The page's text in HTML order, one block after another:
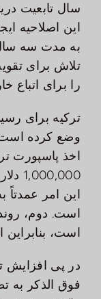
سال تابعیت
این اصلاحیه
به مدت سه
تلاش برای
را برای اتباع
ترکیه برای
وضع کرده
اخذ پاسپورت
این امر عمدتاً
است. دوم،
است،
در پی افزایش
فوق الذکر به